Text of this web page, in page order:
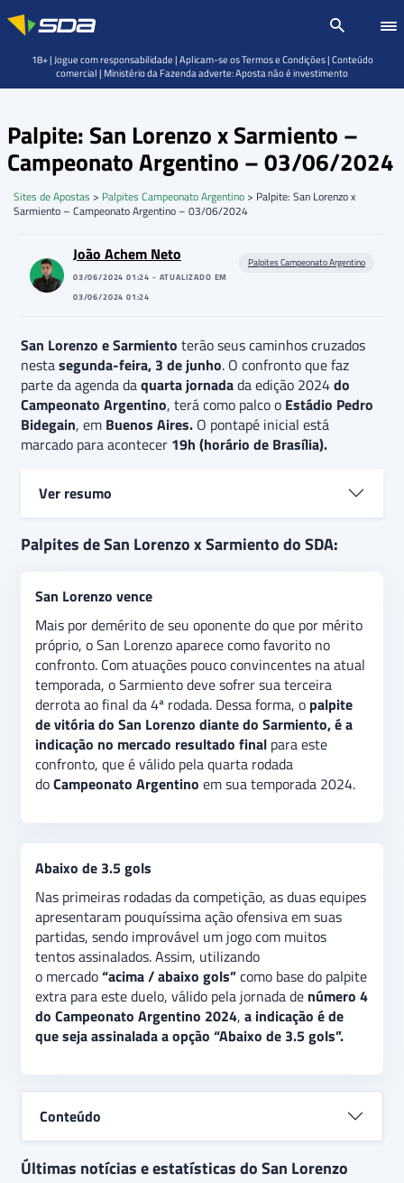
Palpite: San Lorenzo x Sarmiento –
Campeonato Argentino – 03/06/2024
Sites de Apostas > Palpites Campeonato Argentino > Palpite: San Lorenzo x
Sarmiento – Campeonato Argentino – 03/06/2024
João Achem Neto
03/06/2024 01:24 - ATUALIZADO EM
03/06/2024 01:24
Palpites Campeonato Argentino
San Lorenzo e Sarmiento terão seus caminhos cruzados
nestasegunda-feira, 3 de junho. O confronto que faz
parte da agenda daquarta jornadada edição 2024do
Campeonato Argentino, terá como palco o Estádio Pedro
Bidegain, em Buenos Aires. O pontapé inicial está
marcado para acontecer 19h (horário de Brasília).
Ver resumo
San Lorenzo e Sarmientose enfrentam em jogo
triunfo na atual edição da Liga Profissional.
éde vitória doSan Lorenzo, por realizar
performances mais sólidas na temporada e ter o
mando de campo. Além disso, há a expectativa de
poucos gols no confronto, indicando uma aposta
extra de “abaixo de 3.5 gols”no jogo.
Palpites de San Lorenzo x Sarmiento do SDA:
San Lorenzo vence
Mais por demérito de seu oponente do que por mérito
próprio, o San Lorenzo aparece como favorito no
confronto. Com atuações pouco convincentes na atual
temporada, o Sarmiento deve sofrer sua terceira
derrota ao final da 4ª rodada. Dessa forma, o palpite
de vitória do San Lorenzo diante do Sarmiento, é a
indicação no mercado resultado final para este
confronto, que é válido pela quarta rodada
doCampeonato Argentino em sua temporada 2024.
Abaixo de 3.5 gols
Nas primeiras rodadas da competição, as duas equipes
apresentaram pouquíssima ação ofensiva em suas
partidas, sendo improvável um jogo com muitos
tentos assinalados. Assim, utilizando
o mercado“acima / abaixo gols”como base do palpite
extra para este duelo, válido pela jornada de número 4
do Campeonato Argentino 2024, a indicação é de
que seja assinalada a opção “Abaixo de 3.5 gols”.
Conteúdo
Últimas notícias e estatísticas do San Lorenzo
18+ | Jogue com responsabilidade | Aplicam-se os Termos e Condições | Conteúdo
comercial | Ministério da Fazenda adverte: Aposta não é investimento